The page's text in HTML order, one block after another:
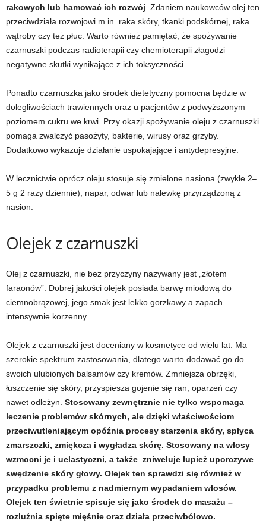
rakowych lub hamować ich rozwój . Zdaniem naukowców olej ten
przeciwdziała rozwojowi m.in. raka skóry, tkanki podskórnej, raka
wątroby czy też płuc. Warto również pamiętać, że spożywanie
czarnuszki podczas radioterapii czy chemioterapii złagodzi
negatywne skutki wynikające z ich toksyczności.
Ponadto czarnuszka jako środek dietetyczny pomocna będzie w
dolegliwościach trawiennych oraz u pacjentów z podwyższonym
poziomem cukru we krwi. Przy okazji spożywanie oleju z czarnuszki
pomaga zwalczyć pasożyty, bakterie, wirusy oraz grzyby.
Dodatkowo wykazuje działanie uspokajające i antydepresyjne.
W lecznictwie oprócz oleju stosuje się zmielone nasiona (zwykle 2–
5 g 2 razy dziennie), napar, odwar lub nalewkę przyrządzoną z
nasion.
Olejek z czarnuszki
Olej z czarnuszki, nie bez przyczyny nazywany jest „złotem
faraonów”. Dobrej jakości olejek posiada barwę miodową do
ciemnobrązowej, jego smak jest lekko gorzkawy a zapach
intensywnie korzenny.
Olejek z czarnuszki jest doceniany w kosmetyce od wielu lat. Ma
szerokie spektrum zastosowania, dlatego warto dodawać go do
swoich ulubionych balsamów czy kremów. Zmniejsza obrzęki,
łuszczenie się skóry, przyspiesza gojenie się ran, oparzeń czy
nawet odleżyn. Stosowany zewnętrznie nie tylko wspomaga
leczenie problemów skórnych, ale dzięki właściwościom
przeciwutleniającym opóźnia procesy starzenia skóry, spłyca
zmarszczki, zmiękcza i wygładza skórę. Stosowany na włosy
wzmocni je i uelastyczni, a także zniweluje łupież uporczywe
swędzenie skóry głowy. Olejek ten sprawdzi się również w
przypadku problemu z nadmiernym wypadaniem włosów.
Olejek ten świetnie spisuje się jako środek do masażu –
rozluźnia spięte mięśnie oraz działa przeciwbólowo.